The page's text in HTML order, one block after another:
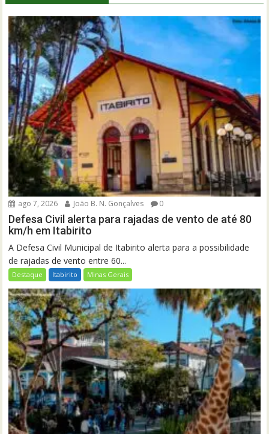
ago 7, 2026 João B. N. Gonçalves 0
Defesa Civil alerta para rajadas de vento de até 80
km/h em Itabirito
A Defesa Civil Municipal de Itabirito alerta para a possibilidade
de rajadas de vento entre 60...
Destaque Itabirito Minas Gerais